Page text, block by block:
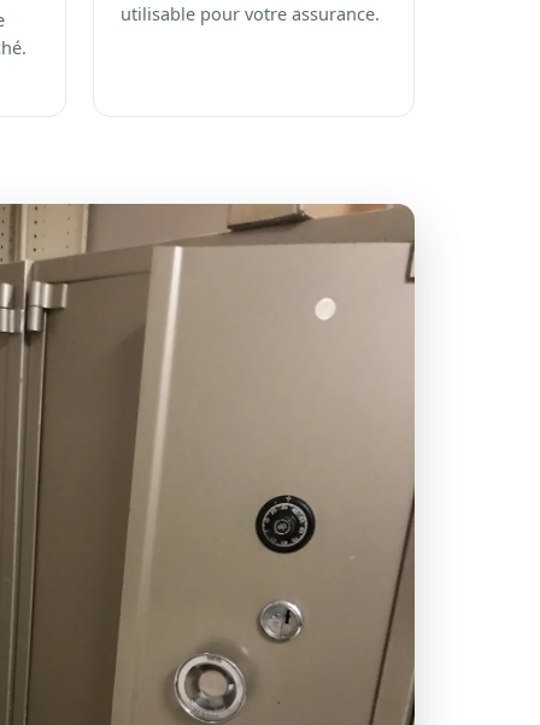
utilisable pour votre assurance.